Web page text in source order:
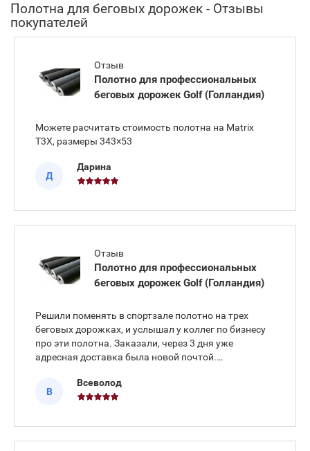
Полотна для беговых дорожек - Отзывы
покупателей
Отзыв
Полотно для профессиональных
беговых дорожек Golf (Голландия)
Можете расчитать стоимость полотна на Matrix
T3X, размеры 343×53
Д
Дарина
Отзыв
Полотно для профессиональных
беговых дорожек Golf (Голландия)
Решили поменять в спортзале полотно на трех
беговых дорожках, и услышал у коллег по бизнесу
про эти полотна. Заказали, через 3 дня уже
адресная доставка была новой почтой.
очень хорошо. Дорожки у нас Aerofit, и
оригинальные полотна толще чем эти, но и це
В
Всеволод